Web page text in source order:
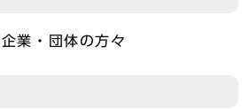
業・団体の方々